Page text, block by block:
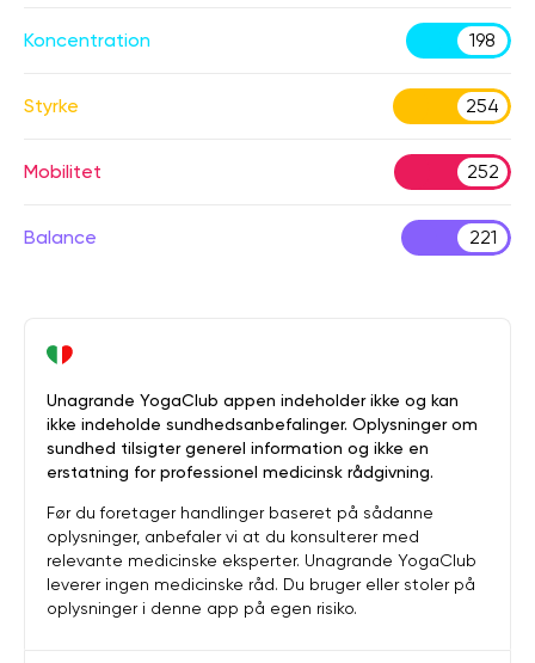
Koncentration 198
Styrke 254
Mobilitet 252
Balance 221
Unagrande YogaClub appen indeholder ikke og kan
ikke indeholde sundhedsanbefalinger. Oplysninger om
sundhed tilsigter generel information og ikke en
erstatning for professionel medicinsk rådgivning.
Før du foretager handlinger baseret på sådanne
oplysninger, anbefaler vi at du konsulterer med
relevante medicinske eksperter. Unagrande YogaClub
leverer ingen medicinske råd. Du bruger eller stoler på
oplysninger i denne app på egen risiko.